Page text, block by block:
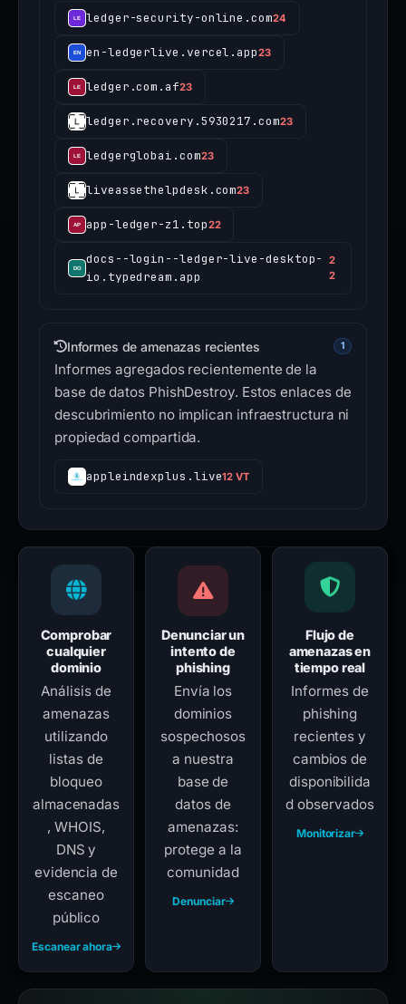
ledger-security-online.com24
en-ledgerlive.vercel.app23
ledger.com.af23
ledger.recovery.5930217.com23
ledgerglobai.com23
liveassethelpdesk.com23
app-ledger-z1.top22
docs--login--ledger-live-desktop-
io.typedream.app
2
2
Informes de amenazas recientes 1
Informes agregados recientemente de la
base de datos PhishDestroy. Estos enlaces de
descubrimiento no implican infraestructura ni
propiedad compartida.
appleindexplus.live12 VT
Comprobar
cualquier
dominio
Análisis de
amenazas
utilizando
listas de
bloqueo
almacenadas
, WHOIS,
DNS y
evidencia de
escaneo
público
Escanear ahora
Denunciar un
intento de
phishing
Envía los
dominios
sospechosos
a nuestra
base de
datos de
amenazas:
protege a la
comunidad
Denunciar
Flujo de
amenazas en
tiempo real
Informes de
phishing
recientes y
cambios de
disponibilida
d observados
Monitorizar